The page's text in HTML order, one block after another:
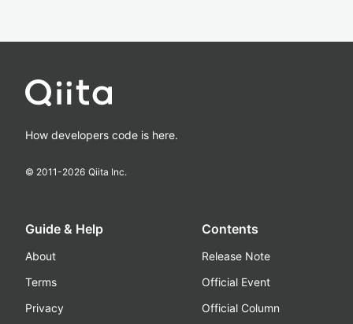
How developers code is here.
© 2011-2026 Qiita Inc.
Guide & Help
About
Terms
Privacy
Contents
Release Note
Official Event
Official Column